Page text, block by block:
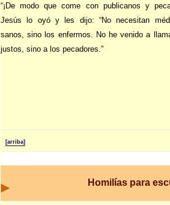
“¡De modo que come con publicanos y
Jesús lo oyó y les dijo: “No necesitan
sanos, sino los enfermos. No he venido a
justos, sino a los pecadores.”
[arriba]
Homilías para